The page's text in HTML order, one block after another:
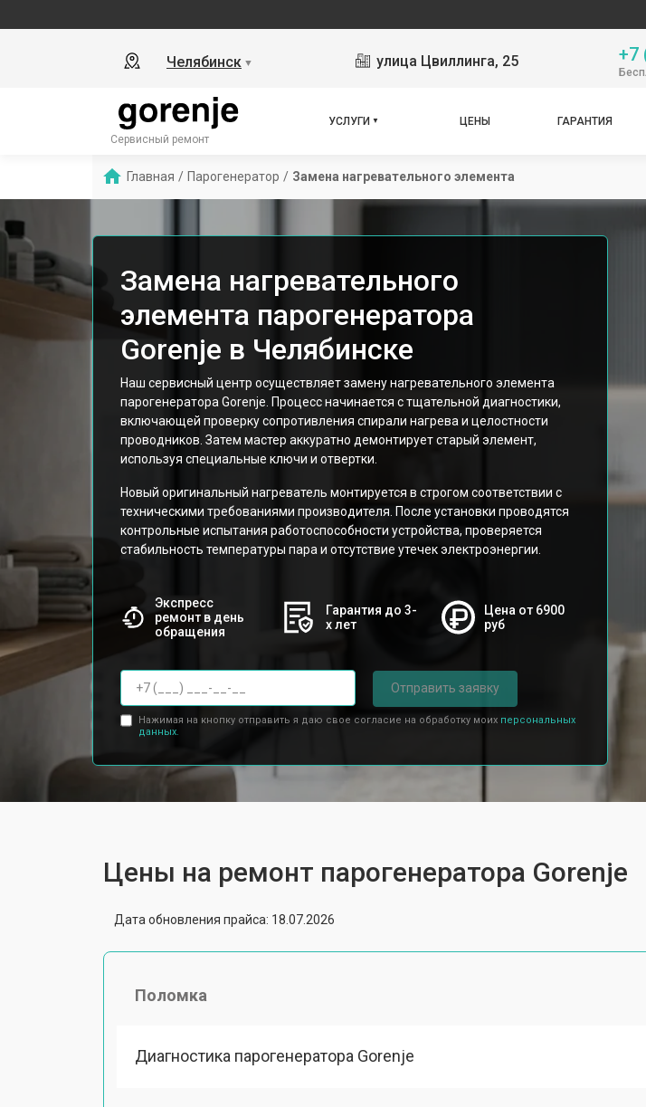
Челябинск ▼ улица Цвиллинга, 25 +7
Сервисный ремонт
УСЛУГИ ЦЕНЫ ГАРАНТИЯ
Главная / Парогенератор / Замена нагревательного элемента
Замена нагревательного
элемента парогенератора
Gorenje в Челябинске
Наш сервисный центр осуществляет замену нагревательного элемента
парогенератора Gorenje. Процесс начинается с тщательной диагностики,
включающей проверку сопротивления спирали нагрева и целостности
проводников. Затем мастер аккуратно демонтирует старый элемент,
используя специальные ключи и отвертки.
Новый оригинальный нагреватель монтируется в строгом соответствии с
техническими требованиями производителя. После установки проводятся
контрольные испытания работоспособности устройства, проверяется
стабильность температуры пара и отсутствие утечек электроэнергии.
Экспресс
ремонт в день
обращения
Гарантия до 3-
х лет
Цена от 6900
руб
Отправить заявку
Нажимая на кнопку отправить я даю свое согласие на обработку моих персональных
данных.
Цены на ремонт парогенератора Gorenje
Дата обновления прайса: 18.07.2026
Поломка
Диагностика парогенератора Gorenje